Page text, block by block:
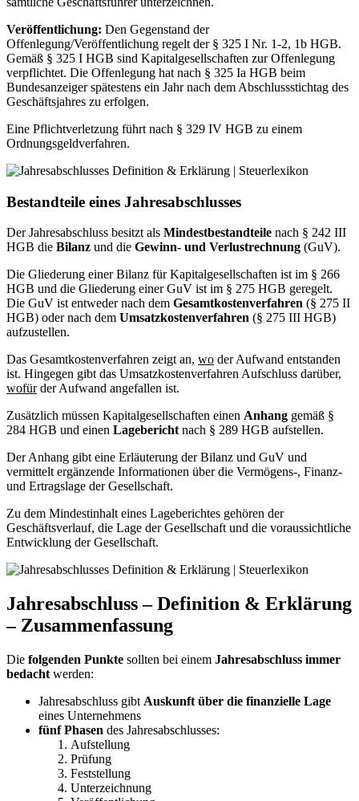
Veröffentlichung: Den Gegenstand der
Offenlegung/Veröffentlichung regelt der § 325 I Nr. 1-2, 1b HGB.
Gemäß § 325 I HGB sind Kapitalgesellschaften zur Offenlegung
verpflichtet. Die Offenlegung hat nach § 325 Ia HGB beim
Bundesanzeiger spätestens ein Jahr nach dem Abschlussstichtag des
Geschäftsjahres zu erfolgen.
Eine Pflichtverletzung führt nach § 329 IV HGB zu einem
Ordnungsgeldverfahren.
Bestandteile eines Jahresabschlusses
Der Jahresabschluss besitzt als Mindestbestandteile nach § 242 III
HGB die Bilanz und die Gewinn- und Verlustrechnung (GuV).
Die Gliederung einer Bilanz für Kapitalgesellschaften ist im § 266
HGB und die Gliederung einer GuV ist im § 275 HGB geregelt.
Die GuV ist entweder nach dem Gesamtkostenverfahren (§ 275 II
HGB) oder nach dem Umsatzkostenverfahren (§ 275 III HGB)
aufzustellen.
Das Gesamtkostenverfahren zeigt an, wo der Aufwand entstanden
ist. Hingegen gibt das Umsatzkostenverfahren Aufschluss darüber,
wofürder Aufwand angefallen ist.
Zusätzlich müssen Kapitalgesellschaften einen Anhang gemäß §
284 HGB und einen Lagebericht nach § 289 HGB aufstellen.
Der Anhang gibt eine Erläuterung der Bilanz und GuV und
vermittelt ergänzende Informationen über die Vermögens-, Finanz-
und Ertragslage der Gesellschaft.
Zu dem Mindestinhalt eines Lageberichtes gehören der
Geschäftsverlauf, die Lage der Gesellschaft und die voraussichtliche
Entwicklung der Gesellschaft.
Jahresabschluss – Definition & Erklärung
– Zusammenfassung
Die folgenden Punkte sollten bei einem Jahresabschluss immer
bedacht werden:
Jahresabschluss gibt Auskunft über die finanzielle Lage
eines Unternehmens
fünf Phasen des Jahresabschlusses:
Aufstellung
Prüfung
Feststellung
Unterzeichnung